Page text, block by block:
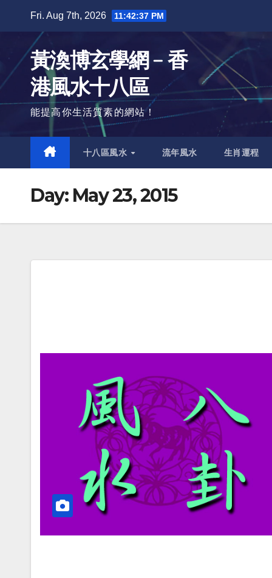
content
Fri. Aug 7th, 2026 11:42:39 PM
黃渙博玄學網﹣香
港風水十八區
能提高你生活質素的網站！
十八區風水 流年風水 生肖運程
Day: May 23, 2015